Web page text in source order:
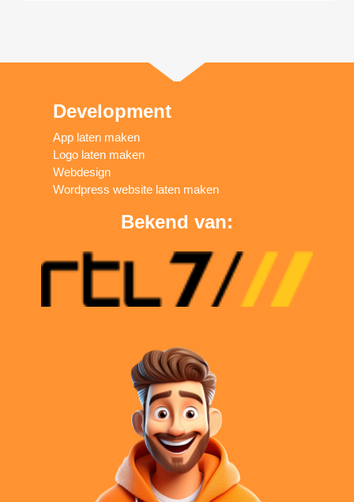
Development
App laten maken
Logo laten maken
Webdesign
Wordpress website laten maken
Bekend van: